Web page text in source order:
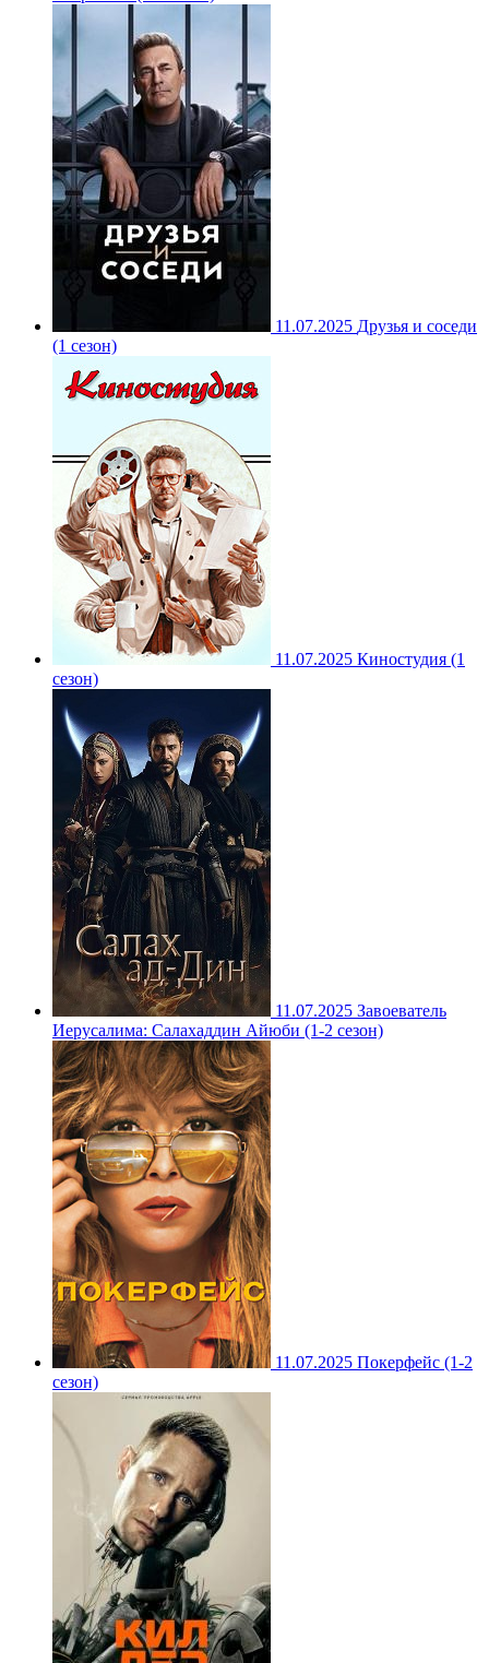
11.07.2025 Друзья и соседи
(1 сезон)
11.07.2025 Киностудия (1
сезон)
11.07.2025 Завоеватель
Иерусалима: Салахаддин Айюби (1-2 сезон)
11.07.2025 Покерфейс (1-2
сезон)